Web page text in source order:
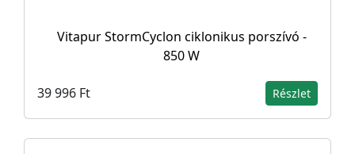
Vitapur StormCyclon ciklonikus porszívó -
850 W
39 996 Ft Részlet